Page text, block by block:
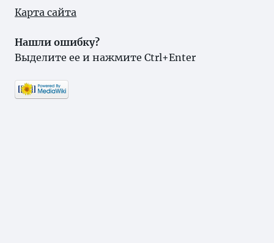
Карта сайта
Нашли ошибку?
Выделите ее и нажмите Ctrl+Enter